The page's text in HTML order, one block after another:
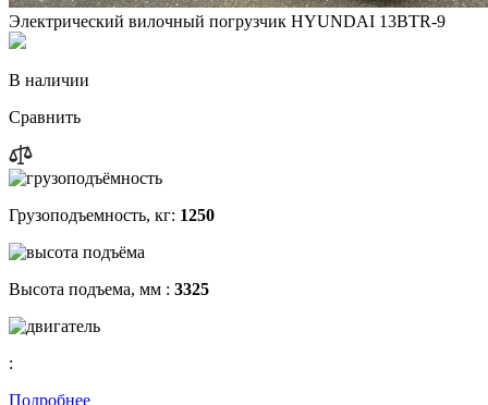
Электрический вилочный погрузчик HYUNDAI 13BTR-9
В наличии
Сравнить
Грузоподъемность, кг: 1250
Высота подъема, мм : 3325
:
Подробнее